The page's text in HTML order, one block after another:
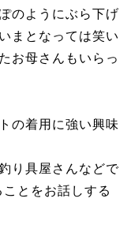
のようにぶら下げ
まとなっては笑い
お母さんもいらっ
の着用に強い興味
り具屋さんなどで
とをお話しする